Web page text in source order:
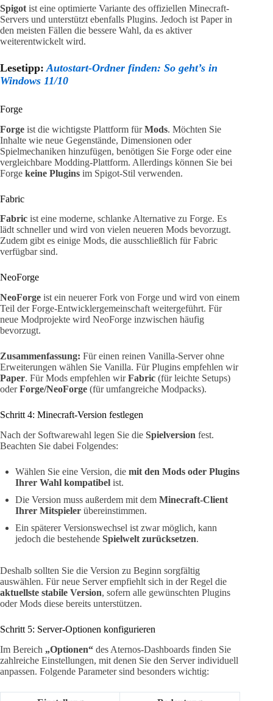
Spigot ist eine optimierte Variante des offiziellen Minecraft-
Servers und unterstützt ebenfalls Plugins. Jedoch ist Paper in
den meisten Fällen die bessere Wahl, da es aktiver
weiterentwickelt wird.
Lesetipp: Autostart-Ordner finden: So geht’s in
Windows 11/10
Forge
Forge ist die wichtigste Plattform fürMods. Möchten Sie
Inhalte wie neue Gegenstände, Dimensionen oder
Spielmechaniken hinzufügen, benötigen Sie Forge oder eine
vergleichbare Modding-Plattform. Allerdings können Sie bei
Forge keine Plugins im Spigot-Stil verwenden.
Fabric
Fabric ist eine moderne, schlanke Alternative zu Forge. Es
lädt schneller und wird von vielen neueren Mods bevorzugt.
Zudem gibt es einige Mods, die ausschließlich für Fabric
verfügbar sind.
NeoForge
NeoForge ist ein neuerer Fork von Forge und wird von einem
Teil der Forge-Entwicklergemeinschaft weitergeführt. Für
neue Modprojekte wird NeoForge inzwischen häufig
bevorzugt.
Zusammenfassung: Für einen reinen Vanilla-Server ohne
Erweiterungen wählen Sie Vanilla. Für Plugins empfehlen wir
Paper. Für Mods empfehlen wirFabric (für leichte Setups)
oderForge/NeoForge (für umfangreiche Modpacks).
Schritt 4: Minecraft-Version festlegen
Nach der Softwarewahl legen Sie die Spielversion fest.
Beachten Sie dabei Folgendes:
Wählen Sie eine Version, die mit den Mods oder Plugins
Ihrer Wahl kompatibel ist.
Die Version muss außerdem mit dem Minecraft-Client
Ihrer Mitspieler übereinstimmen.
Ein späterer Versionswechsel ist zwar möglich, kann
jedoch die bestehende Spielwelt zurücksetzen.
Deshalb sollten Sie die Version zu Beginn sorgfältig
auswählen. Für neue Server empfiehlt sich in der Regel die
aktuellste stabile Version, sofern alle gewünschten Plugins
oder Mods diese bereits unterstützen.
Schritt 5: Server-Optionen konfigurieren
Im Bereich „Optionen“ des Aternos-Dashboards finden Sie
zahlreiche Einstellungen, mit denen Sie den Server individuell
anpassen. Folgende Parameter sind besonders wichtig: